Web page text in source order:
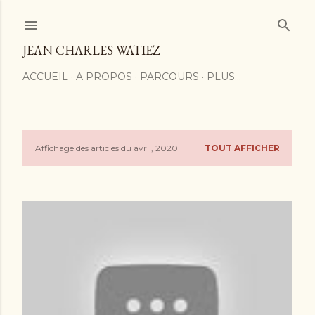
JEAN CHARLES WATIEZ
ACCUEIL A PROPOS PARCOURS PLUS…
AAffichage des articles du avril, 2020 TOUT AFFICHER